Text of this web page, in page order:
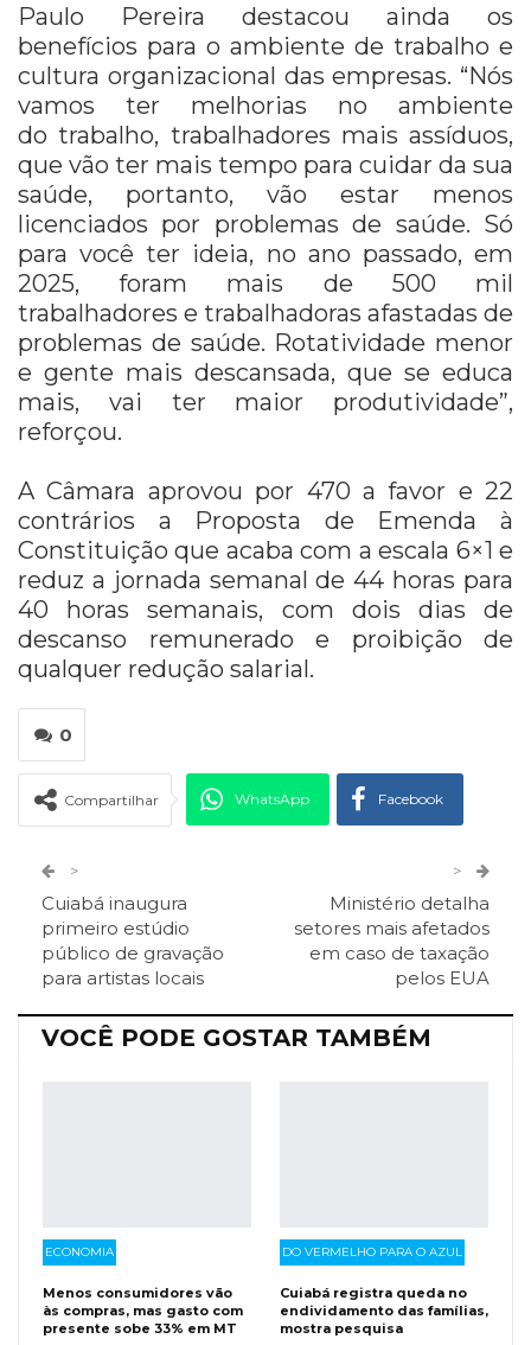
Paulo Pereira destacou ainda os
benefícios para o ambiente de trabalho e
cultura organizacional das empresas. “Nós
vamos ter melhorias no ambiente
do trabalho, trabalhadores mais assíduos,
que vão ter mais tempo para cuidar da sua
saúde,
portanto, vão estar menos
licenciados por problemas de saúde. Só
para você ter ideia, no ano passado, em
2025, foram mais de 500 mil
trabalhadores e trabalhadoras afastadas de
problemas de saúde. Rotatividade menor
e gente mais descansada, que se educa
mais, vai ter maior produtividade”,
reforçou.
A Câmara aprovou por 470 a favor e 22
contrários a Proposta de Emenda à
Constituição que acaba com a escala 6×1 e
reduz a jornada semanal de 44 horas para
40 horas semanais, com dois dias de
descanso remunerado e proibição de
qualquer redução salarial.
0
Compartilhar WhatsApp Facebook
Facebook Messenger O email
>
Cuiabá inaugura
primeiro estúdio
público de gravação
para artistas locais
>
Ministério detalha
setores mais afetados
em caso de taxação
pelos EUA
VOCÊ PODE GOSTAR TAMBÉM
ECONOMIA
Menos consumidores vão
às compras, mas gasto com
presente sobe 33% em MT
DO VERMELHO PARA O AZUL
Cuiabá registra queda no
endividamento das famílias,
mostra pesquisa